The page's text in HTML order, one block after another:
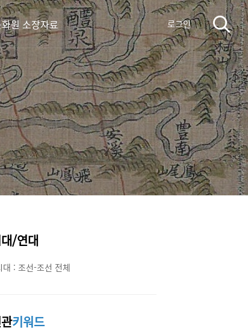
원 소장자료 로그인
/연대
대 : 조선-조선 전체
키워드